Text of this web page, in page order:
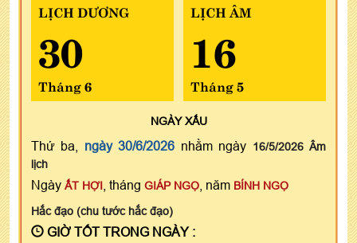
LỊCH DƯƠNG
30
Tháng 6
LỊCH ÂM
16
Tháng 5
NGÀYXẤU
Thứ ba, ngày 30/6/2026 nhằm ngày 16/5/2026 Âm
lịch
Ngày ẤT HỢI , tháng GIÁP NGỌ , năm BÍNH NGỌ
Hắc đạo (chu tước hắc đạo)
GIỜ TỐT TRONG NGÀY :